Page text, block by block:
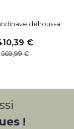
déhoussa ...
,39
569,99
!